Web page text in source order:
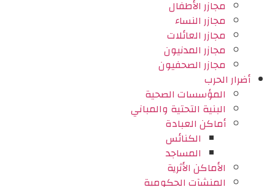
مجازر الأطفال
مجازر النساء
مجازر العائلات
مجازر المدنيون
مجازر الصحفيون
أضرار الحرب
المؤسسات الصحية
البنية التحتية والمباني
أماكن العبادة
الكنائس
المساجد
الأماكن الأثرية
المنشآت الحكومية